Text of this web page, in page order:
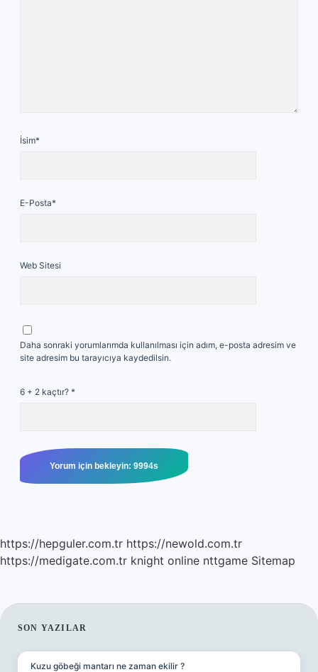
İsim*
E-Posta*
Web Sitesi
Daha sonraki yorumlarımda kullanılması için adım, e-posta adresim ve
site adresim bu tarayıcıya kaydedilsin.
6 + 2 kaçtır? *
https://hepguler.com.tr https://newold.com.tr
https://medigate.com.tr knight online nttgame Sitemap
SIDEBAR
SON YAZILAR
Kuzu göbeği mantarı ne zaman ekilir ?